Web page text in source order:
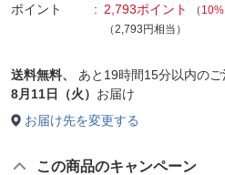
ポイント 2,793ポイント （ 10%
（2,793円相当）
送料無料、 あと 19時間15分以内のご
8月11日（火） お届け
お届け先を変更する
この商品のキャンペーン